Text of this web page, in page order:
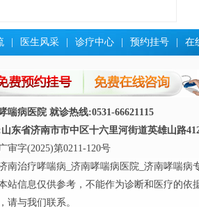
医生风采 诊疗中心 预约挂号 在
喘病医院 就诊热线:0531-66621115
东省济南市市中区十六里河街道英雄山路
审字(2025)第0211-120号
南治疗哮喘病_济南哮喘病医院_济南哮喘病
站信息仅供参考，不能作为诊断和医疗的依
请与我们联系。